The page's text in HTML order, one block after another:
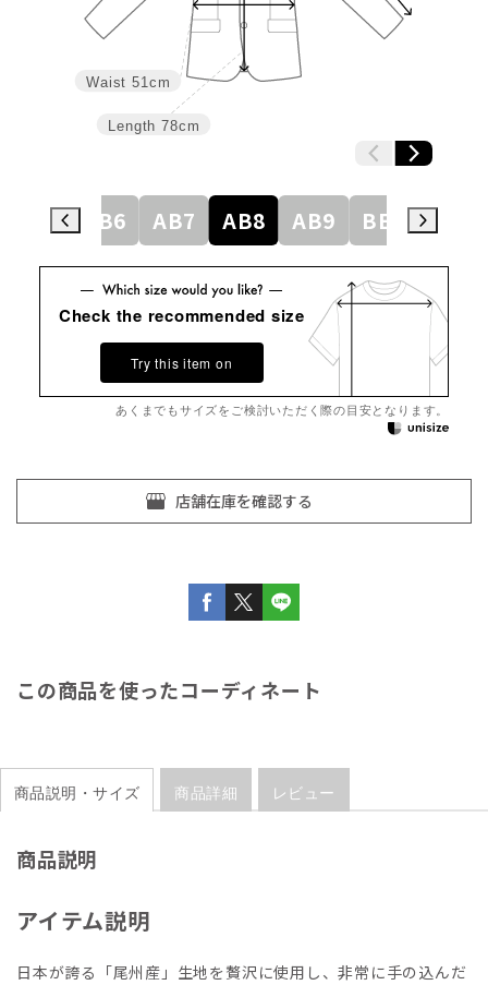
Length 78cm
Waist 51cm
AB6 AB7 AB8 AB9 BE3
Check the recommended size
Try this item on
あくまでもサイズをご検討いただく際の目安となります。
この商品を使ったコーディネート
商品説明・サイズ 商品詳細 レビュー
商品説明
アイテム説明
日本が誇る「尾州産」生地を贅沢に使用し、非常に手の込んだ